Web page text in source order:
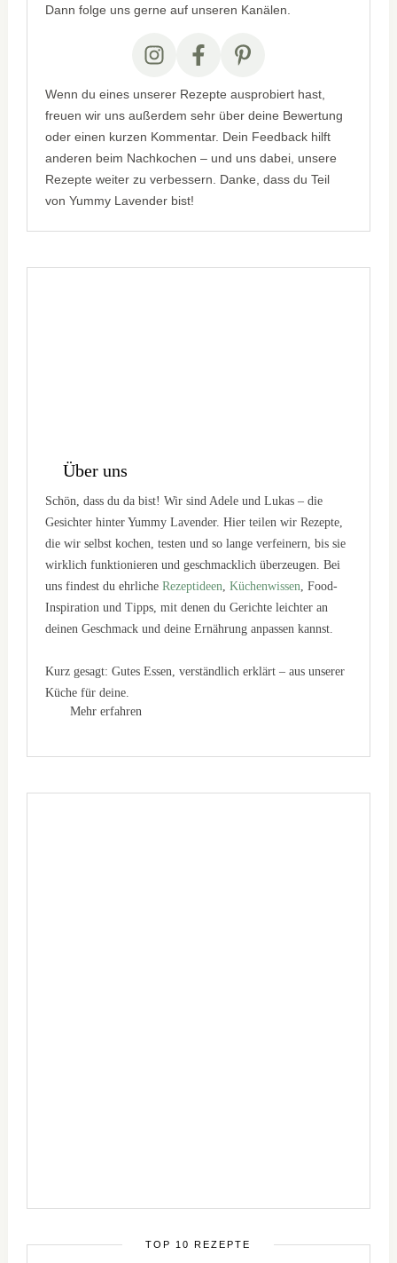
Dann folge uns gerne auf unseren Kanälen.
Wenn du eines unserer Rezepte ausprobiert hast,
freuen wir uns außerdem sehr über deine Bewertung
oder einen kurzen Kommentar. Dein Feedback hilft
anderen beim Nachkochen – und uns dabei, unsere
Rezepte weiter zu verbessern. Danke, dass du Teil
von Yummy Lavender bist!
Über uns
Schön, dass du da bist! Wir sind Adele und Lukas – die
Gesichter hinter Yummy Lavender. Hier teilen wir Rezepte,
die wir selbst kochen, testen und so lange verfeinern, bis sie
wirklich funktionieren und geschmacklich überzeugen. Bei
uns findest du ehrlicheRezeptideen ,Küchenwissen , Food-
Inspiration und Tipps, mit denen du Gerichte leichter an
deinen Geschmack und deine Ernährung anpassen kannst.
Kurz gesagt: Gutes Essen, verständlich erklärt – aus unserer
Küche für deine.
Mehr erfahren
TOP 10 REZEPTE